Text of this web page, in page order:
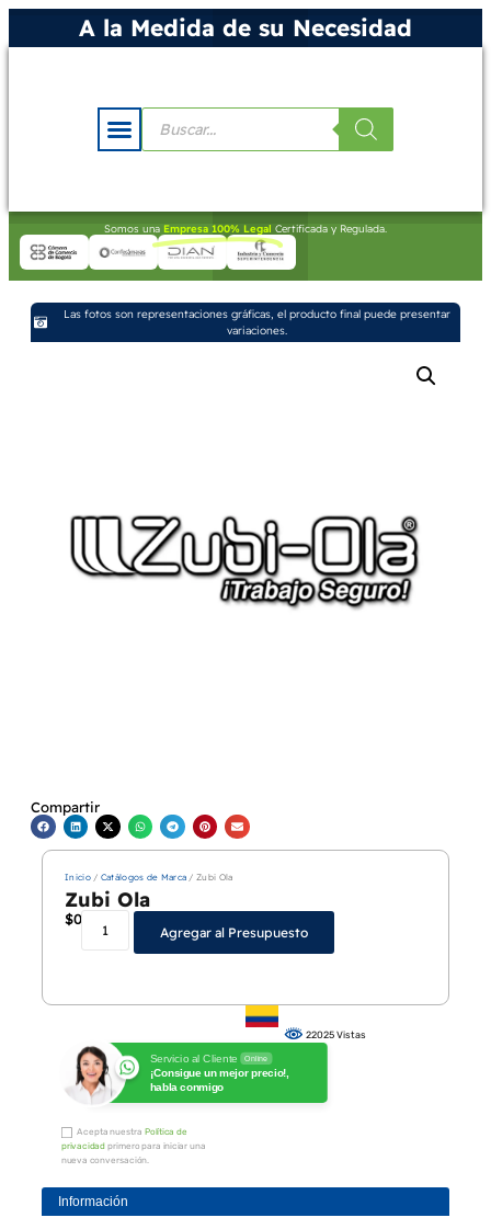
A la Medida de su Necesidad
Somos una Empresa 100% Legal Certificada y Regulada.
Las fotos son representaciones gráficas, el producto final puede presentar
variaciones.
Compartir
Inicio/ Catálogos de Marca / Zubi Ola
Zubi Ola
$0
Agregar al Presupuesto
Servicio al Cliente Online
¡Consigue un mejor precio!,
habla conmigo
Acepta nuestra Política de
privacidad primero para iniciar una
nueva conversación.
22025 Vistas
Información